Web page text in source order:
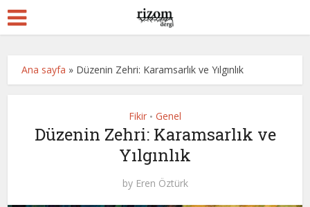
Ana sayfa » Düzenin Zehri: Karamsarlık ve Yılgınlık
Fikir • Genel
Düzenin Zehri: Karamsarlık ve
Yılgınlık
by Eren Öztürk